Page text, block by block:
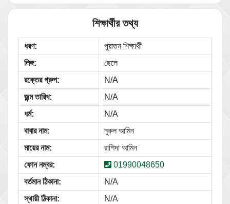
শিক্ষার্থীর তথ্য
ধরণ:
পুরাতন শিক্ষার্থী
লিঙ্গ:
ছেলে
রক্তের গ্রুপ:
N/A
জন্ম তারিখ:
N/A
ধর্ম:
N/A
বাবার নাম:
নুরুল আমিন
মায়ের নাম:
রাশিদা আমিন
ফোন নম্বর:
01990048650
বর্তমান ঠিকানা:
N/A
স্থায়ী ঠিকানা:
N/A